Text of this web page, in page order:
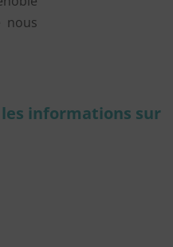
nous
informations sur